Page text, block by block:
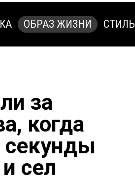
ОБРАЗ ЖИЗНИ СТИЛЬ
за
когда
секунды
сел